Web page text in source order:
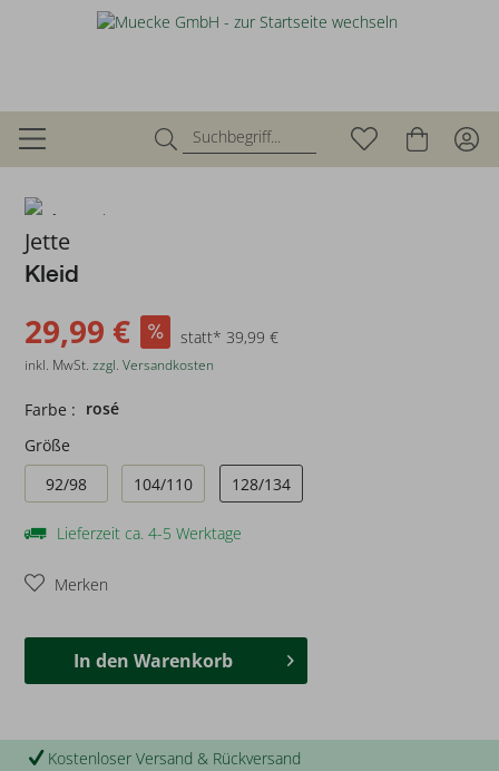
zurück
Jette
Kleid
29,99 € statt* 39,99 €
inkl. MwSt.zzgl. Versandkosten
Farbe : rosé
Größe
92/98
104/110 128/134
Lieferzeit ca. 4-5 Werktage
Merken
In den Warenkorb
Kostenloser Versand & Rückversand